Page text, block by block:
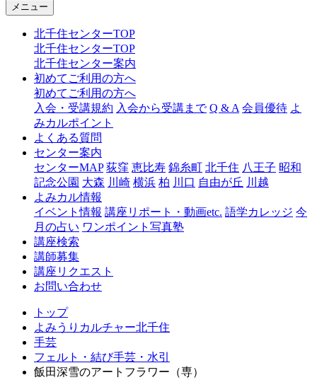
ャ
千
メニュー
北千住センターTOP
北千住センターTOP
北千住センター案内
初めてご利用の方へ
初めてご利用の方へ
入会・受講規約 入会から受講まで Q & A 会員優待 よ
みカルポイント
よくある質問
センター案内
センターMAP 荻窪 恵比寿 錦糸町 北千住 八王子 昭和
記念公園 大森 川崎 横浜 柏 川口 自由が丘 川越
よみカル情報
イベント情報 講座リポート・動画etc. 語学カレッジ 今
月の占い ワンポイント写真塾
講座検索
講師募集
講座リクエスト
お問い合わせ
トップ
よみうりカルチャー北千住
手芸
フェルト・結び手芸・水引
飯田深雪のアートフラワー（専）